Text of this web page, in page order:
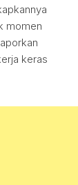
momen
keras